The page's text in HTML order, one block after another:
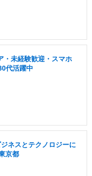
・未経験歓迎・スマホ
代活躍中
ネスとテクノロジーに
京都